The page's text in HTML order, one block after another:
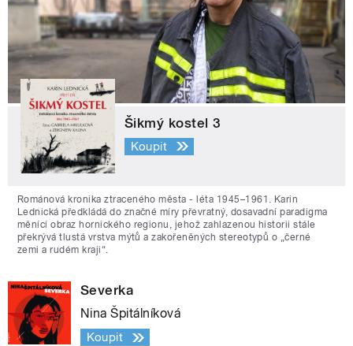
Šikmý kostel 3
Koupit
Románová kronika ztraceného města - léta 1945–1961. Karin
Lednická předkládá do značné míry převratný, dosavadní paradigma
měnící obraz hornického regionu, jehož zahlazenou historii stále
překrývá tlustá vrstva mýtů a zakořeněných stereotypů o „černé
zemi a rudém kraji“.
Severka
Nina Špitálníková
Koupit